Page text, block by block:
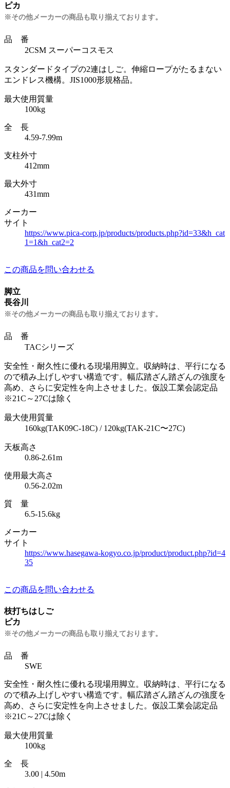
ピカ
※その他メーカーの商品も取り揃えております。
品 番
2CSM スーパーコスモス
スタンダードタイプの2連はしご。伸縮ロープがたるまない
エンドレス機構。JIS1000形規格品。
最大使用質量
100kg
全 長
4.59-7.99m
支柱外寸
412mm
最大外寸
431mm
メーカー
サイト
https://www.pica-corp.jp/products/products.php?id=33&h_cat
1=1&h_cat2=2
この商品を問い合わせる
脚立
長谷川
※その他メーカーの商品も取り揃えております。
品 番
TACシリーズ
安全性・耐久性に優れる現場用脚立。収納時は、平行になる
ので積み上げしやすい構造です。幅広踏ざん踏ざんの強度を
高め、さらに安定性を向上させました。仮設工業会認定品
※21C～27Cは除く
最大使用質量
160kg(TAK09C-18C) / 120kg(TAK-21C〜27C)
天板高さ
0.86-2.61m
使用最大高さ
0.56-2.02m
質 量
6.5-15.6kg
メーカー
サイト
https://www.hasegawa-kogyo.co.jp/product/product.php?id=4
35
この商品を問い合わせる
枝打ちはしご
ピカ
※その他メーカーの商品も取り揃えております。
品 番
SWE
安全性・耐久性に優れる現場用脚立。収納時は、平行になる
ので積み上げしやすい構造です。幅広踏ざん踏ざんの強度を
高め、さらに安定性を向上させました。仮設工業会認定品
※21C～27Cは除く
最大使用質量
100kg
全 長
3.00 | 4.50m